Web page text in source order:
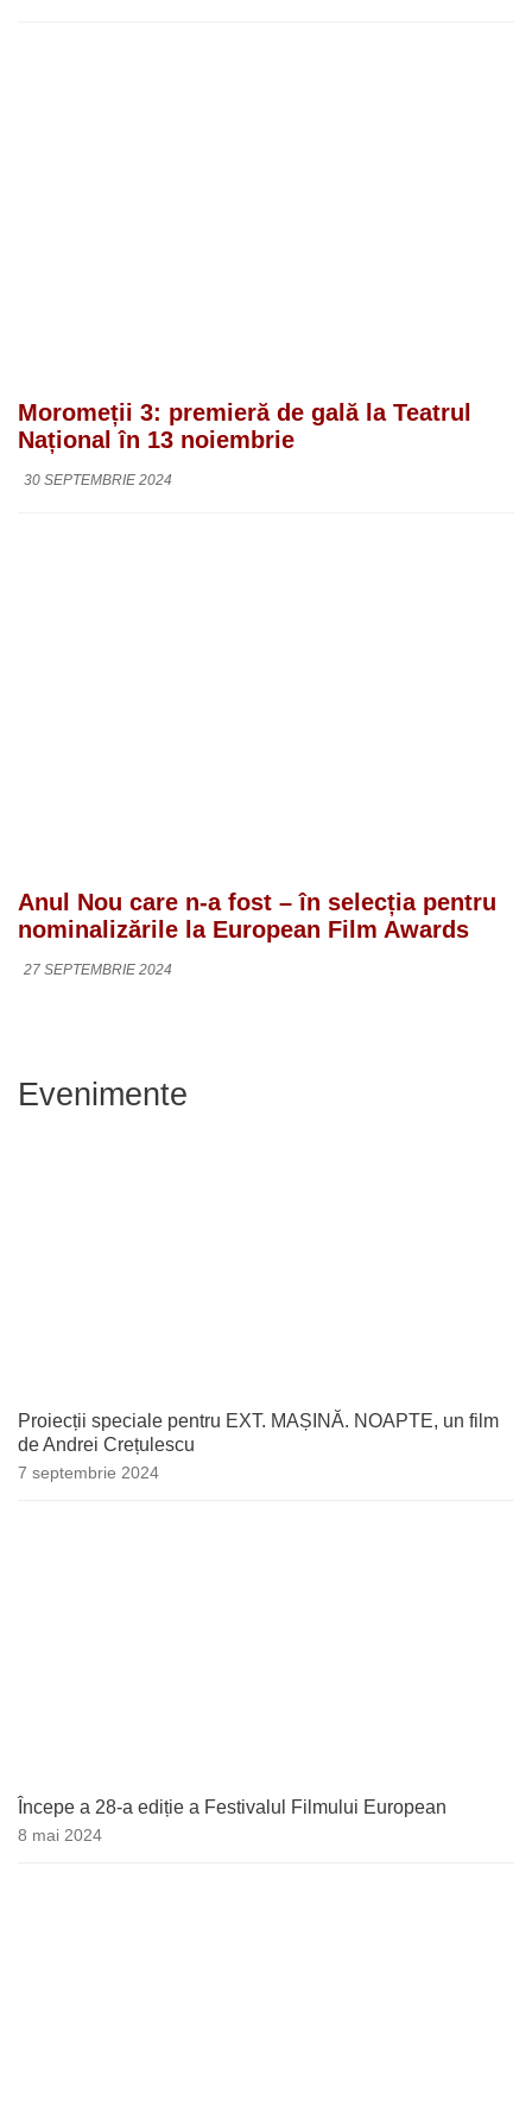
Moromeții 3: premieră de gală la Teatrul
Național în 13 noiembrie
30 SEPTEMBRIE 2024
Anul Nou care n-a fost – în selecția pentru
nominalizările la European Film Awards
27 SEPTEMBRIE 2024
Evenimente
Proiecții speciale pentru EXT. MAȘINĂ. NOAPTE, un film
de Andrei Crețulescu
7 septembrie 2024
Începe a 28-a ediție a Festivalul Filmului European
8 mai 2024